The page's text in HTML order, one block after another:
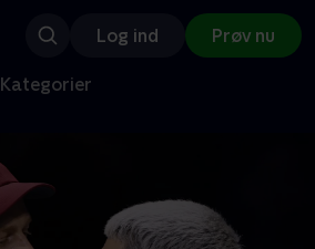
Log ind Prøv nu
Kategorier